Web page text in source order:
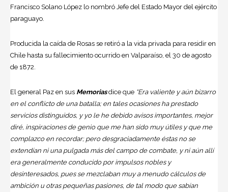
Francisco Solano López lo nombró Jefe del Estado Mayor del ejército
paraguayo.
Producida la caída de Rosas se retiró a la vida privada para residir en
Chile hasta su fallecimiento ocurrido en Valparaíso, el 30 de agosto
de 1872.
El general Paz en sus Memorias dice que “Era valiente y aún bizarro
en el conflicto de una batalla; en tales ocasiones ha prestado
servicios distinguidos, y yo le he debido avisos importantes, mejor
diré, inspiraciones de genio que me han sido muy útiles y que me
complazco en recordar; pero desgraciadamente éstas no se
extendían ni una pulgada más del campo de combate, y ni aún allí
era generalmente conducido por impulsos nobles y
desinteresados, pues se mezclaban muy a menudo cálculos de
ambición u otras pequeñas pasiones, de tal modo que sabían